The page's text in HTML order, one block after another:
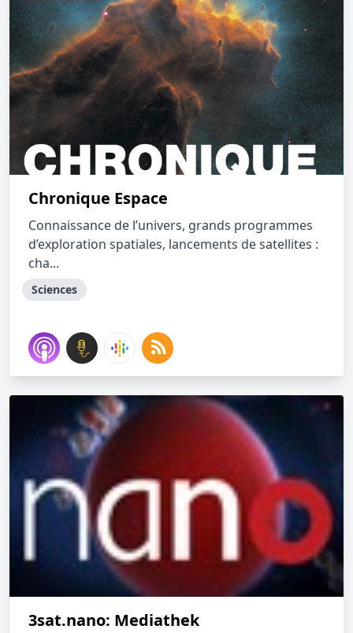
Chronique Espace
Connaissance de l’univers, grands programmes
d’exploration spatiales, lancements de satellites :
cha...
Sciences
3sat.nano: Mediathek